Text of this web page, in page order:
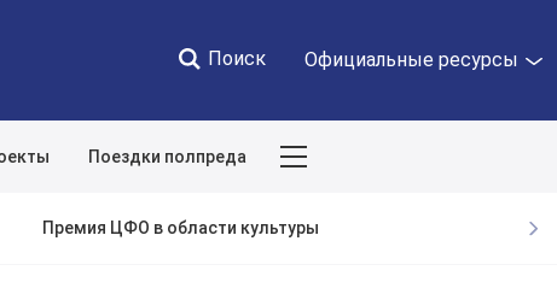
Поиск Официальные ресурсы
Поездки полпреда
Премия ЦФО в области культуры